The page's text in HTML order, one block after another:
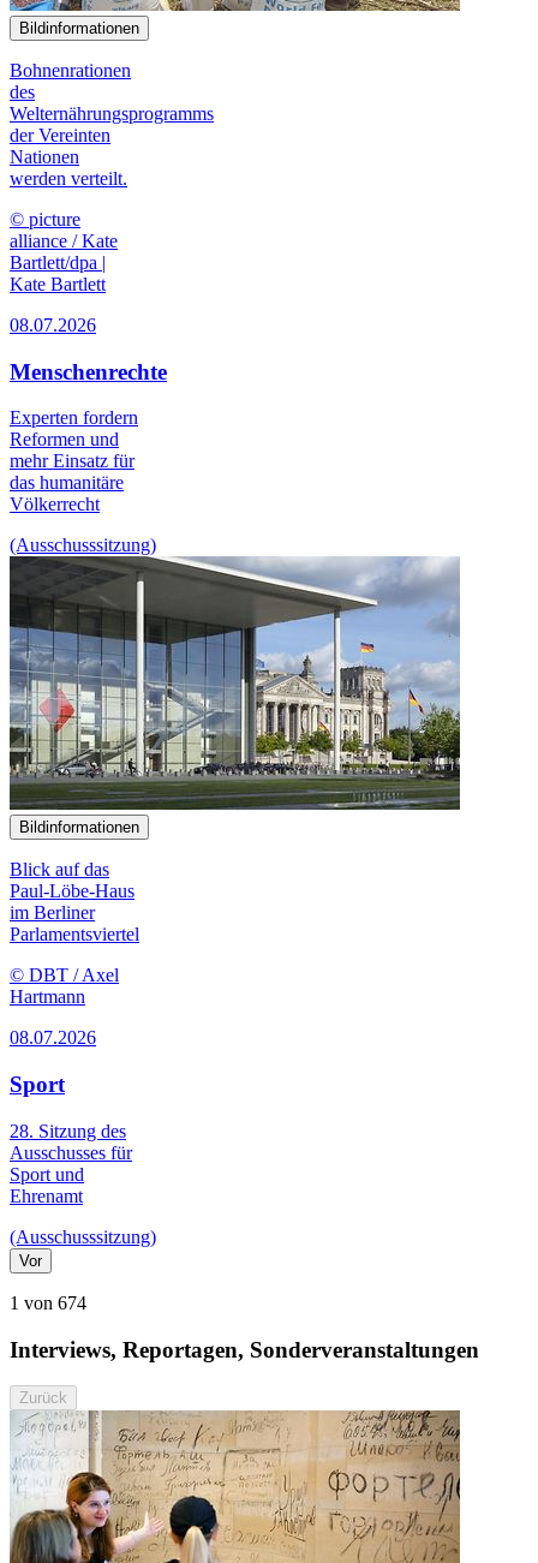
Bildinformationen
Bohnenrationen
des
Welternährungsprogramms
der Vereinten
Nationen
werden verteilt.
© picture
alliance / Kate
Bartlett/dpa |
Kate Bartlett
08.07.2026
Menschenrechte
Experten fordern
Reformen und
mehr Einsatz für
das humanitäre
Völkerrecht
(Ausschusssitzung)
Bildinformationen
Blick auf das
Paul-Löbe-Haus
im Berliner
Parlamentsviertel
© DBT / Axel
Hartmann
08.07.2026
Sport
28. Sitzung des
Ausschusses für
Sport und
Ehrenamt
(Ausschusssitzung)
Vor
1 von 674
Interviews, Reportagen, Sonderveranstaltungen
Zurück